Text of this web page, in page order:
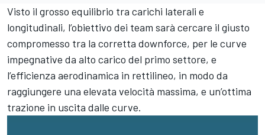
Visto il grosso equilibrio tra carichi laterali e
longitudinali, l’obiettivo dei team sarà cercare il giusto
compromesso tra la corretta downforce, per le curve
impegnative da alto carico del primo settore, e
l’efficienza aerodinamica in rettilineo, in modo da
raggiungere una elevata velocità massima, e un’ottima
trazione in uscita dalle curve.